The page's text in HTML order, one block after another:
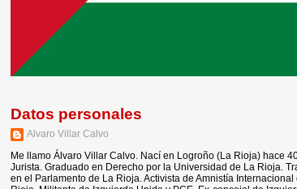
Datos personales
Alvaro Villar Calvo
Me llamo Álvaro Villar Calvo. Nací en Logroño (La Rioja) hace
Jurista. Graduado en Derecho por la Universidad de La Rioja.
en el Parlamento de La Rioja. Activista de Amnistía Internacional